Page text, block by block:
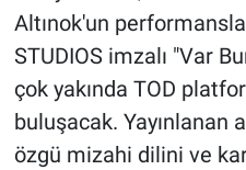
Altınok'un
STUDIOS imzalı "Var
çok yakında TOD
buluşacak. Yayınlanan
özgü mizahi dilini ve